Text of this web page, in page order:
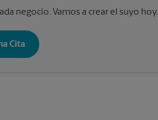
negocio. Vamos a crear el suyo hoy.
Cita